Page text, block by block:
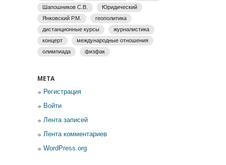
Шапошников С.В.
Юридический
Янковский Р.М.
геополитика
дистанционные курсы
журналистика
концерт
международные отношения
олимпиада
физфак
МЕТА
Регистрация
Войти
Лента записей
Лента комментариев
WordPress.org